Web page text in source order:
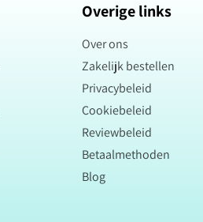
Overige links
Over ons
Zakelijk bestellen
Privacybeleid
Cookiebeleid
Reviewbeleid
Betaalmethoden
Blog